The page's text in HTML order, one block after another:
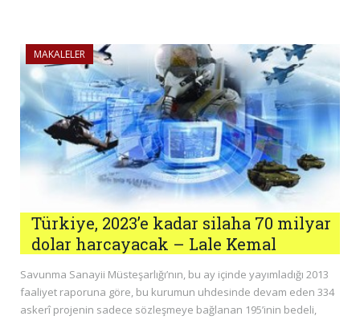
MAKALELER
Türkiye, 2023’e kadar silaha 70 milyar
dolar harcayacak – Lale Kemal
Savunma Sanayii Müsteşarlığı’nın, bu ay içinde yayımladığı 2013
faaliyet raporuna göre, bu kurumun uhdesinde devam eden 334
askerî projenin sadece sözleşmeye bağlanan 195’inin bedeli,